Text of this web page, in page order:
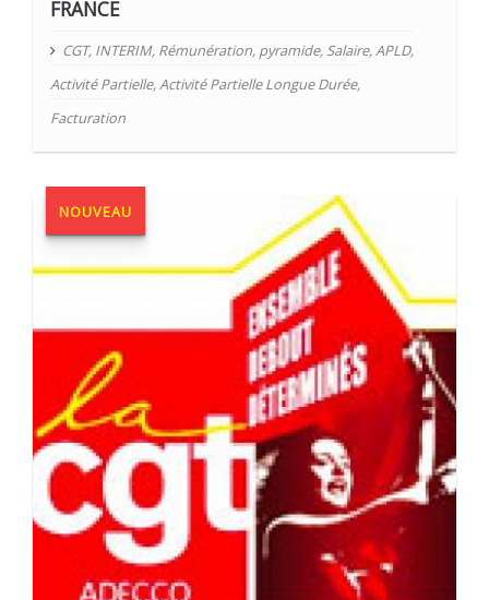
FRANCE
CGT, INTERIM, Rémunération, pyramide, Salaire,APLD,
Activité Partielle,Activité Partielle Longue Durée,
Facturation
NOUVEAU